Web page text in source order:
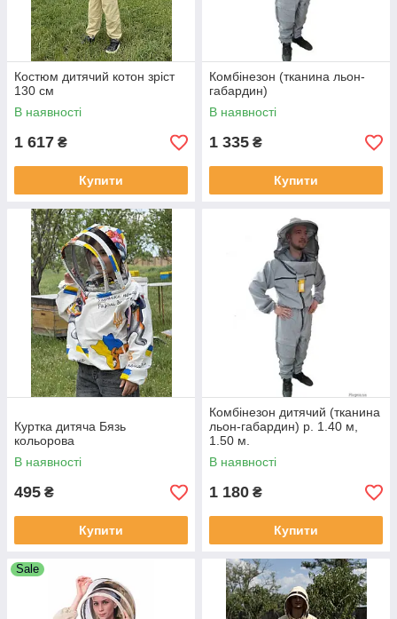
Костюм дитячий котон зріст
130 см
В наявності
1 617 ₴
Купити
Комбінезон (тканина льон-
габардин)
В наявності
1 335 ₴
Купити
Куртка дитяча Бязь
кольорова
В наявності
495 ₴
Купити
Комбінезон дитячий (тканина
льон-габардин) р. 1.40 м,
1.50 м.
В наявності
1 180 ₴
Купити
Sale